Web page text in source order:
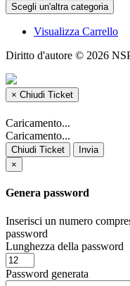
Scegli un'altra categoria
Visualizza Carrello
Diritto d'autore © 2026
× Chiudi Ticket
Caricamento...
Caricamento...
Chiudi Ticket
Invia
×
Genera password
Inserisci un numero
password
Lunghezza della password
Password generata